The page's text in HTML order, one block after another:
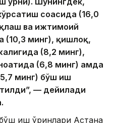
соҳасида (16,0
ва ижтимоий
(10,3 минг), қишлоқ,
(8,2 минг),
(6,8 минг) ҳамда
минг) бўш иш
— дейилади
иш ўринлари Астана